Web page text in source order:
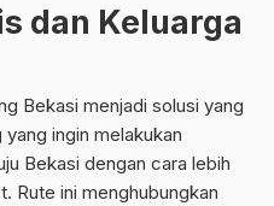
dan Keluarga
Bekasi menjadi solusi yang
ingin melakukan
Bekasi dengan cara lebih
Rute ini menghubungkan